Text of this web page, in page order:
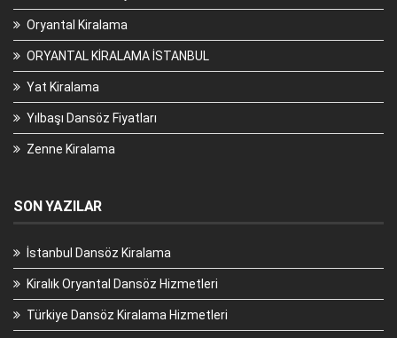
Oryantal Kiralama
ORYANTAL KİRALAMA İSTANBUL
Yat Kiralama
Yılbaşı Dansöz Fiyatları
Zenne Kiralama
SON YAZILAR
İstanbul Dansöz Kiralama
Kiralık Oryantal Dansöz Hizmetleri
Türkiye Dansöz Kiralama Hizmetleri